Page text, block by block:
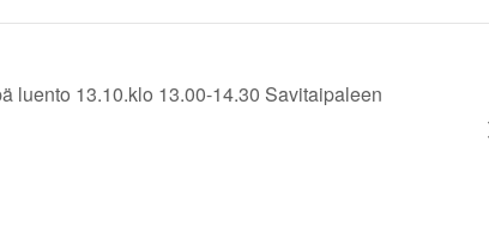
luento 13.10.klo 13.00-14.30 Savitaipaleen